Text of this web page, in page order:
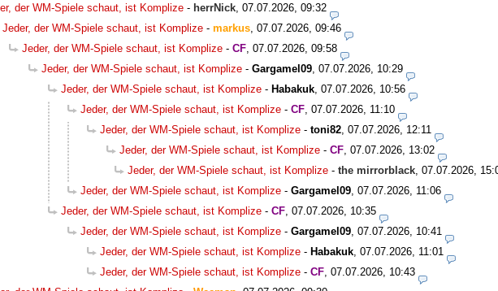
der WM-Spiele schaut, ist Komplize - herrNick 07.07.2026, 09:32
Jeder, der WM-Spiele schaut, ist Komplize - markus 07.07.2026, 09:46
Jeder, der WM-Spiele schaut, ist Komplize - CF 07.07.2026, 09:58
Jeder, der WM-Spiele schaut, ist Komplize - Gargamel09 07.07.2026, 10:29
Jeder, der WM-Spiele schaut, ist Komplize - Habakuk 07.07.2026, 10:56
Jeder, der WM-Spiele schaut, ist Komplize - CF 07.07.2026, 11:10
Jeder, der WM-Spiele schaut, ist Komplize - toni82 07.07.2026, 12:11
Jeder, der WM-Spiele schaut, ist Komplize - CF 07.07.2026, 13:02
Jeder, der WM-Spiele schaut, ist Komplize - the mirrorblack 07.07.2026,
Jeder, der WM-Spiele schaut, ist Komplize - Gargamel09 07.07.2026, 11:06
Jeder, der WM-Spiele schaut, ist Komplize - CF 07.07.2026, 10:35
Jeder, der WM-Spiele schaut, ist Komplize - Gargamel09 07.07.2026, 10:41
Jeder, der WM-Spiele schaut, ist Komplize - Habakuk 07.07.2026, 11:01
Jeder, der WM-Spiele schaut, ist Komplize - CF 07.07.2026, 10:43